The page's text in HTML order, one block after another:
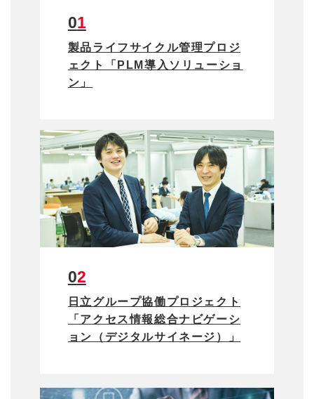
01
製品ライフサイクル管理プロジ
ェクト「PLM導入ソリューショ
ン」
02
日立グループ協働プロジェクト
「アクセス情報総合ナビゲーシ
ョン（デジタルサイネージ）」